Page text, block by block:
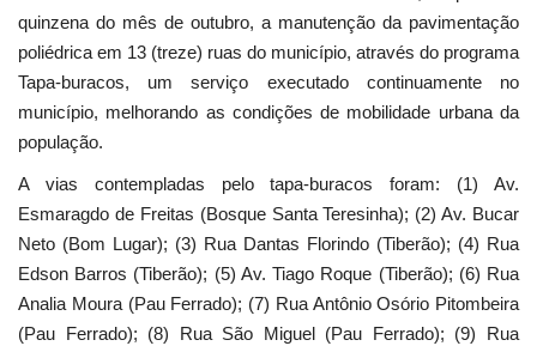
Contato
quinzena do mês de outubro, a manutenção da pavimentação
poliédrica em 13 (treze) ruas do município, através do programa
Tapa-buracos, um serviço executado continuamente no
município, melhorando as condições de mobilidade urbana da
população.
A vias contempladas pelo tapa-buracos foram: (1) Av.
Esmaragdo de Freitas (Bosque Santa Teresinha); (2) Av. Bucar
Neto (Bom Lugar); (3) Rua Dantas Florindo (Tiberão); (4) Rua
Edson Barros (Tiberão); (5) Av. Tiago Roque (Tiberão); (6) Rua
Analia Moura (Pau Ferrado); (7) Rua Antônio Osório Pitombeira
(Pau Ferrado); (8) Rua São Miguel (Pau Ferrado); (9) Rua